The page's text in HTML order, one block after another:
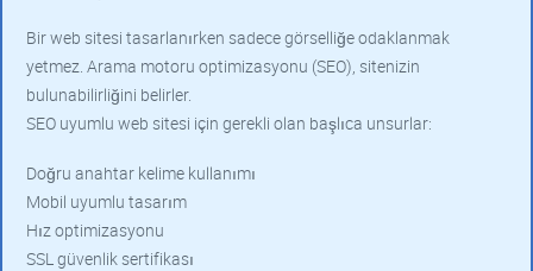
Bir web sitesi tasarlanırken sadece görselliğe odaklanmak
yetmez. Arama motoru optimizasyonu (SEO), sitenizin
bulunabilirliğini belirler.
SEO uyumlu web sitesi için gerekli olan başlıca unsurlar:
Doğru anahtar kelime kullanımı
Mobil uyumlu tasarım
Hız optimizasyonu
SSL güvenlik sertifikası